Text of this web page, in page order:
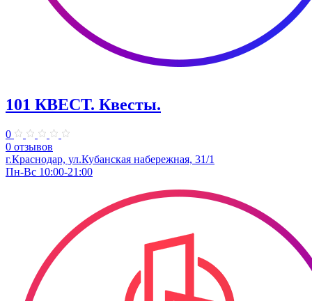
101 КВЕСТ. Квесты.
0
0 отзывов
​г.Краснодар, ул.Кубанская набережная, 31/1
Пн-Вс 10:00-21:00